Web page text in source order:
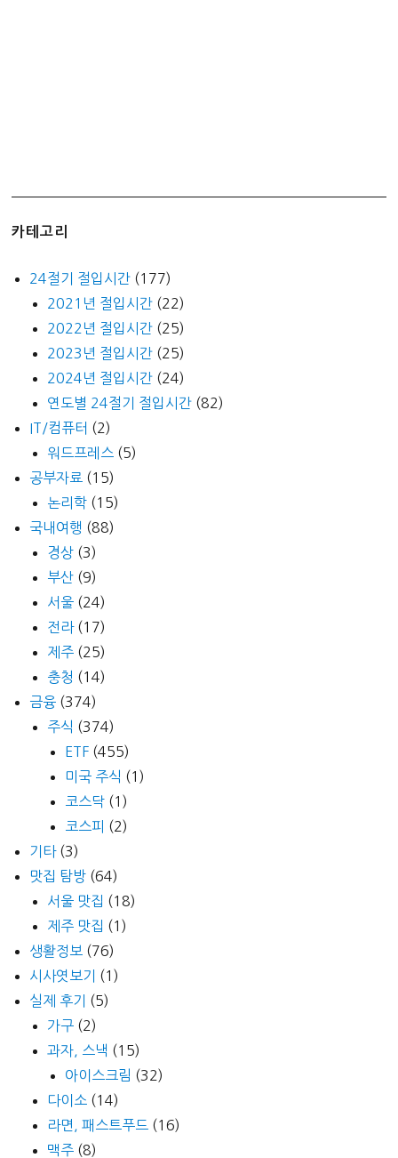
내
카테고리
24절기 절입시간 (177)
2021년 절입시간 (22)
2022년 절입시간 (25)
2023년 절입시간 (25)
2024년 절입시간 (24)
연도별 24절기 절입시간 (82)
IT/컴퓨터 (2)
워드프레스 (5)
공부자료 (15)
논리학 (15)
국내여행 (88)
경상 (3)
부산 (9)
서울 (24)
전라(17)
제주 (25)
충청 (14)
금융 (374)
주식 (374)
ETF (455)
미국 주식 (1)
코스닥 (1)
코스피 (2)
기타(3)
맛집 탐방 (64)
서울 맛집 (18)
제주 맛집 (1)
생활정보 (76)
시사엿보기
(1)
실제 후기
(5)
가구 (2)
과자, 스낵 (15)
아이스크림 (32)
다이소 (14)
라면, 패스트푸드 (16)
맥주 (8)